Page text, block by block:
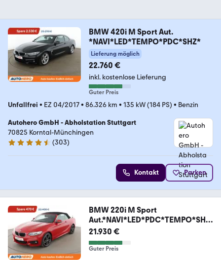
BMW 420i M Sport Aut.
*NAVI*LED*TEMPO*PDC*SHZ*
Lieferung möglich
22.760 €
inkl. kostenlose Lieferung
Guter Preis
Unfallfrei • EZ 04/2017• 86.326 km • 135 kW (184 PS) • Benzin
Autohero GmbH - Abholstation Stuttgart
70825 Korntal-Münchingen
4.4 Sterne
(303)
Kontakt Parken
BMW 220i M Sport
Aut.*NAVI*LED*PDC*TEMPO*SHZ
*ALU*
21.930 €
Guter Preis